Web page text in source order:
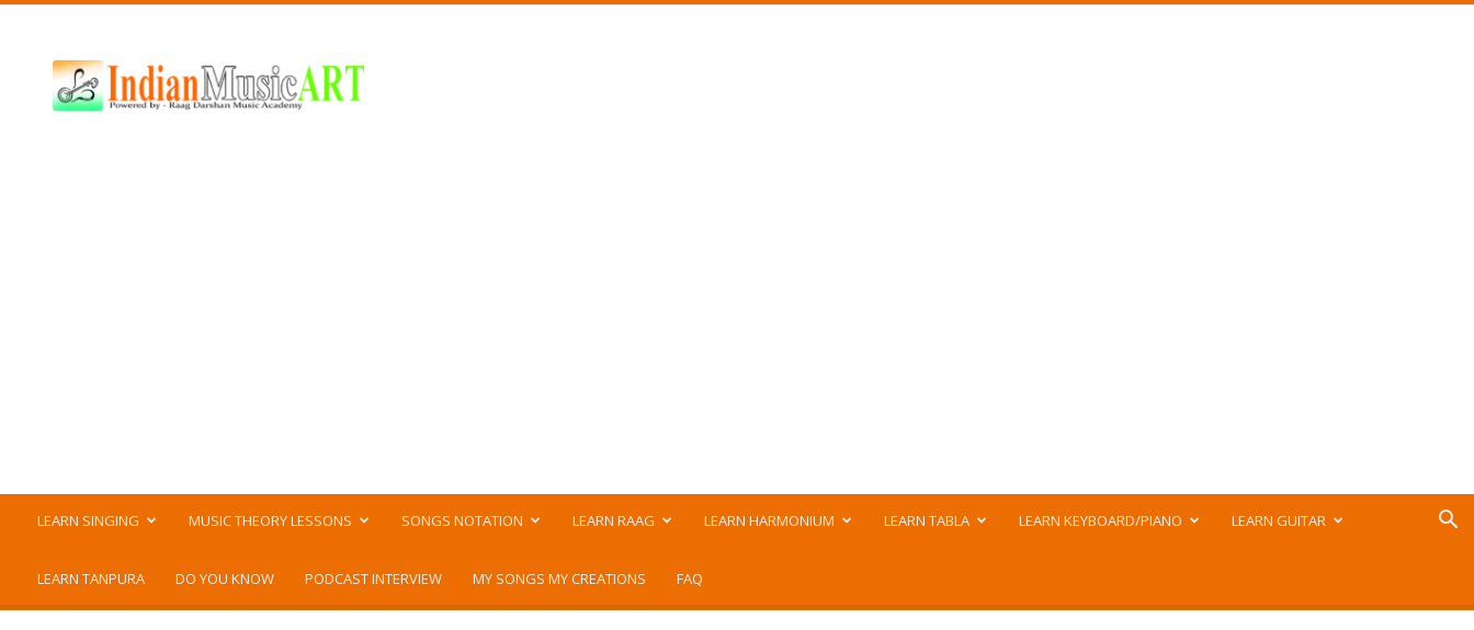
Music
ART
LEARN SINGING MUSIC THEORY LESSONS SONGS NOTATION LEARN RAAG LEARN HARMONIUM LEARN TABLA LEARN KEYBOARD/PIANO LEARN GUITAR
LEARN TANPURA DO YOU KNOW PODCAST INTERVIEW MY SONGS MY CREATIONS FAQ